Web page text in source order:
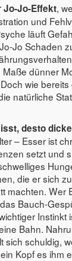
Jo-Jo-Effekt,
und
läuft
Jo Schaden
dünner
wie bereits
natürliche
desto
– Esser ist
setzt und
die er sich
machten. Wer
Bauch-
Instinkt
Bahn.
sich schuldig,
Kopf es ihm